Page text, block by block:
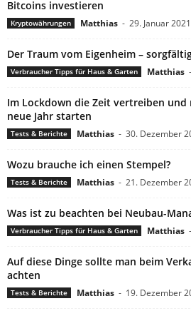
Bitcoins investieren
Kryptowährungen Matthias - 29. Januar 2021
Der Traum vom Eigenheim –
Verbraucher Tipps für Haus & Garten Matthias -
Im Lockdown die Zeit vertreiben
neue Jahr starten
Tests & Berichte Matthias - 30. Dezember
Wozu brauche ich einen Stempel?
Tests & Berichte Matthias - 21. Dezember
Was ist zu beachten bei Neubau-
Verbraucher Tipps für Haus & Garten Matthias -
Auf diese Dinge sollte man beim
achten
Tests & Berichte Matthias - 19. Dezember